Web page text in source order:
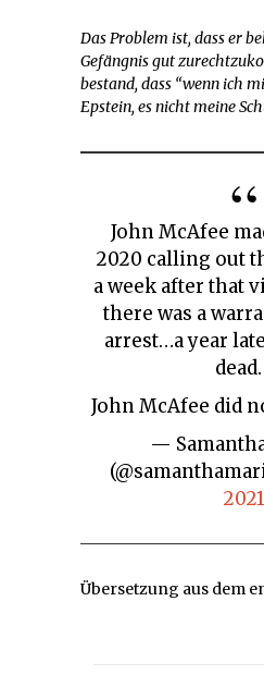
Das Problem ist, dass er
Gefängnis gut
bestand, dass “wenn ich
Epstein, es nicht meine
John McAfee made a video in
2020 calling out
a week after that
there was a
arrest…a year
John McAfee did
— Samantha Marika
2021
Übersetzung aus dem